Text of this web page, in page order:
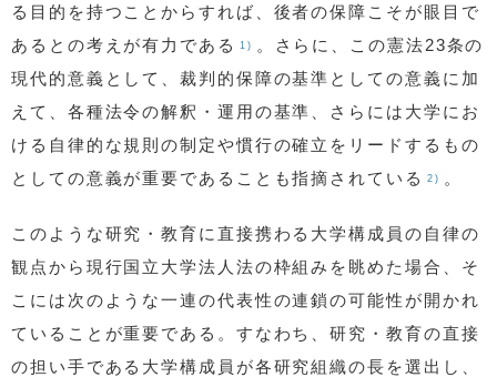
る目的を持つことからすれば、後者の保障こそが眼目で
あるとの考えが有力である
1)
。さらに、この憲法23条の
現代的意義として、裁判的保障の基準としての意義に加
えて、各種法令の解釈・運用の基準、さらには大学にお
ける自律的な規則の制定や慣行の確立をリードするもの
としての意義が重要であることも指摘されている
2) 。
このような研究・教育に直接携わる大学構成員の自律の
観点から現行国立大学法人法の枠組みを眺めた場合、そ
こには次のような一連の代表性の連鎖の可能性が開かれ
ていることが重要である。すなわち、研究・教育の直接
の担い手である大学構成員が各研究組織の長を選出し、